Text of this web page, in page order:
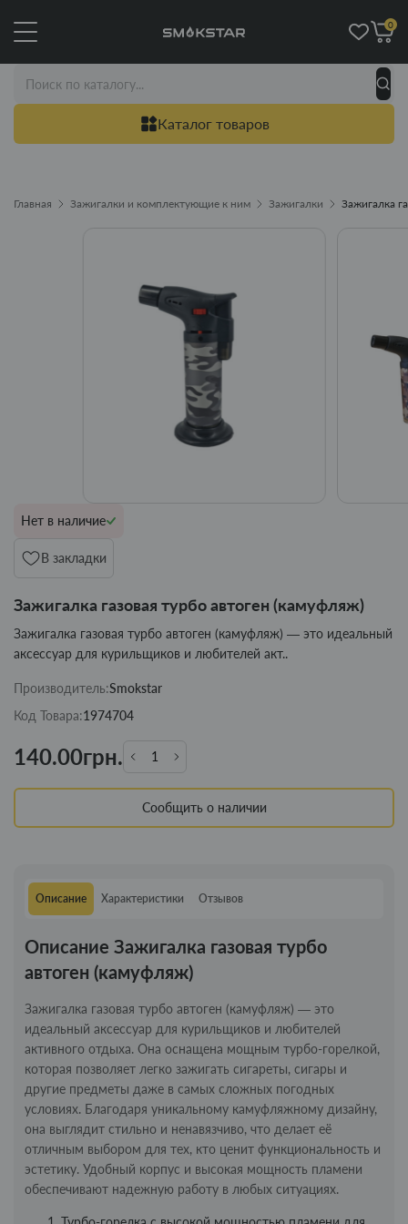
Каталог товаров
0
Главная Зажигалки и комплектующие к ним Зажигалки Зажигалка
Нет в наличие
В закладки
Зажигалка газовая турбо автоген (камуфляж)
Зажигалка газовая турбо автоген (камуфляж) — это идеальный
аксессуар для курильщиков и любителей акт..
Производитель:Smokstar
Код Товара:1974704
140.00грн.
Сообщить о наличии
Описание Характеристики Отзывов
Описание Зажигалка газовая турбо
автоген (камуфляж)
Зажигалка газовая турбо автоген (камуфляж) — это
идеальный аксессуар для курильщиков и любителей
активного отдыха. Она оснащена мощным турбо-горелкой,
которая позволяет легко зажигать сигареты, сигары и
другие предметы даже в самых сложных погодных
условиях. Благодаря уникальному камуфляжному дизайну,
она выглядит стильно и ненавязчиво, что делает её
отличным выбором для тех, кто ценит функциональность и
эстетику. Удобный корпус и высокая мощность пламени
обеспечивают надежную работу в любых ситуациях.